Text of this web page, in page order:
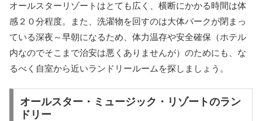
オールスターリゾートはとても広く、横断にかかる時間は体
感２０分程度。また、洗濯物を回すのは大体パークが閉まっ
ている深夜～早朝になるため、体力温存や安全確保（ホテル
内なのでそこまで治安は悪くありませんが）のためにも、な
るべく自室から近いランドリールームを探しましょう。
オールスター・ミュージック・リゾートのラン
ドリー